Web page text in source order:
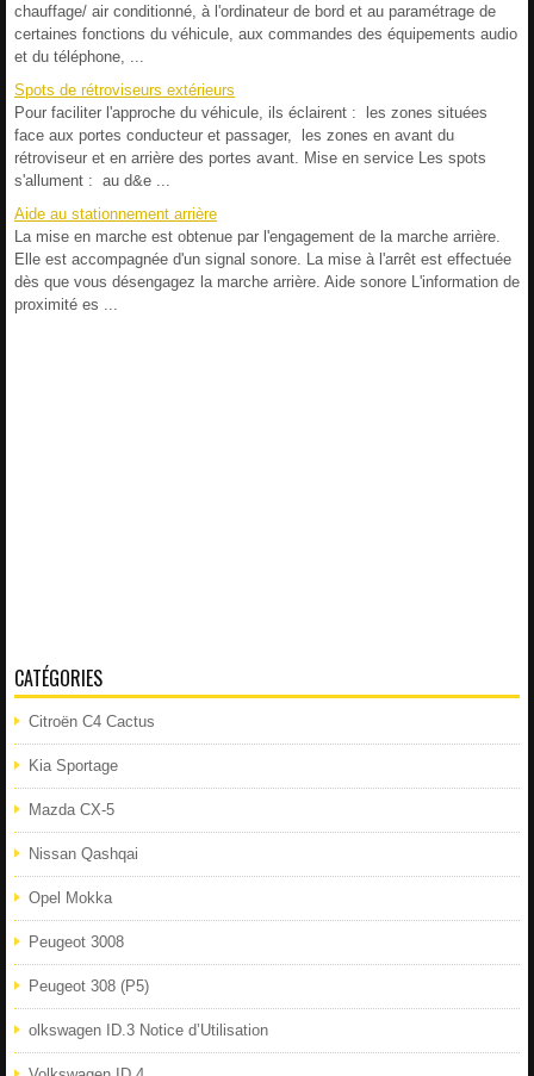
chauffage/ air conditionné, à l'ordinateur de bord et au paramétrage de
certaines fonctions du véhicule, aux commandes des équipements audio
et du téléphone, ...
Spots de rétroviseurs extérieurs
Pour faciliter l'approche du véhicule, ils éclairent : les zones situées
face aux portes conducteur et passager, les zones en avant du
rétroviseur et en arrière des portes avant. Mise en service Les spots
s'allument : au d&e ...
Aide au stationnement arrière
La mise en marche est obtenue par l'engagement de la marche arrière.
Elle est accompagnée d'un signal sonore. La mise à l'arrêt est effectuée
dès que vous désengagez la marche arrière. Aide sonore L'information de
proximité es ...
CATÉGORIES
Citroën C4 Cactus
Kia Sportage
Mazda CX-5
Nissan Qashqai
Opel Mokka
Peugeot 3008
Peugeot 308 (P5)
olkswagen ID.3 Notice d’Utilisation